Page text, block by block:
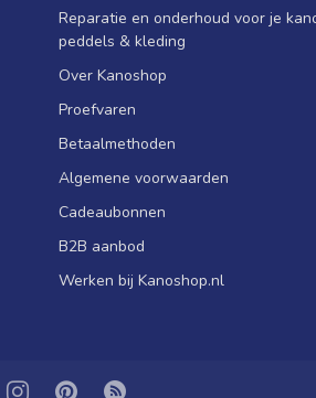
Reparatie en onderhoud voor je
peddels & kleding
Over Kanoshop
Proefvaren
Betaalmethoden
Algemene voorwaarden
Cadeaubonnen
B2B aanbod
Werken bij Kanoshop.nl